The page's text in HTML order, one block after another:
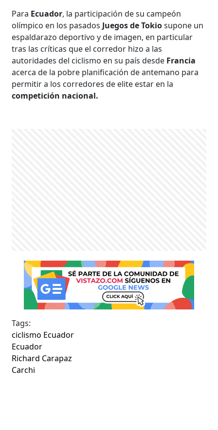
Para Ecuador, la participación de su campeón
olímpico en los pasados Juegos de Tokiosupone un
espaldarazo deportivo y de imagen, en particular
tras las críticas que el corredor hizo a las
autoridades del ciclismo en su país desde Francia
acerca de la pobre planificación de antemano para
permitir a los corredores de elite estar en la
competición nacional.
Tags:
ciclismo Ecuador
Ecuador
Richard Carapaz
Carchi